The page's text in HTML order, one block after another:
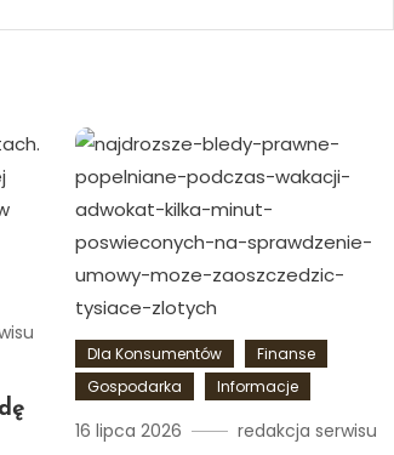
Dla Konsumentów
Finanse
Gospodarka
Informacje
16 lipca 2026 redakcja serwisu